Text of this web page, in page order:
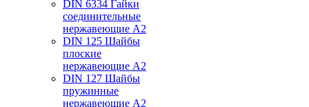
DIN 6334 Гайки
соединительные
нержавеющие А2
DIN 125 Шайбы
плоские
нержавеющие А2
DIN 127 Шайбы
пружинные
нержавеющие А2